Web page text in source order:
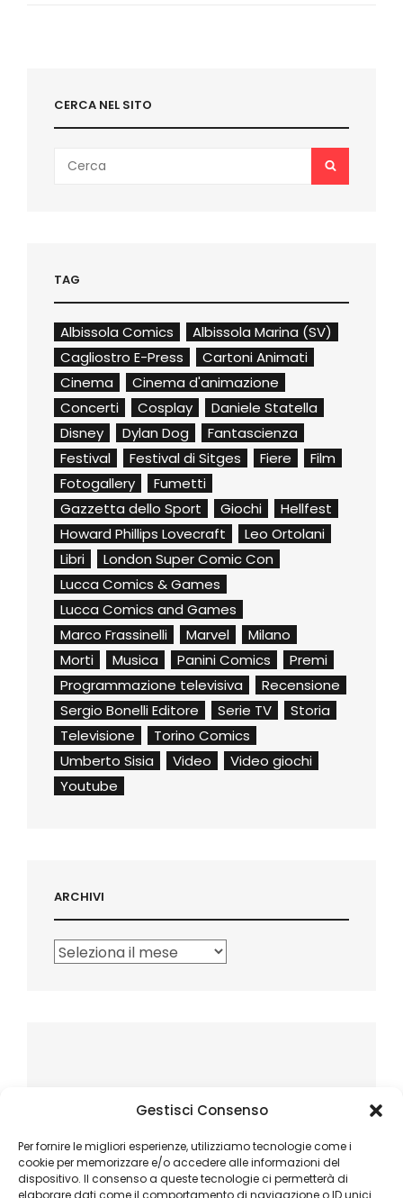
Gestisci Consenso
Per fornire le migliori esperienze, utilizziamo tecnologie come i
cookie per memorizzare e/o accedere alle informazioni del
dispositivo. Il consenso a queste tecnologie ci permetterà di
elaborare dati come il comportamento di navigazione o ID unici
CERCA NEL SITO
for:
SEARCH
TAG
Albissola Comics
Albissola Marina (SV)
Cagliostro E-Press
Cartoni Animati
Cinema
Cinema d'animazione
Concerti
Cosplay
Daniele Statella
Disney
Dylan Dog
Fantascienza
Festival
Festival di Sitges Fiere
Film
Fotogallery
Fumetti
Gazzetta dello Sport
Giochi
Hellfest
Howard Phillips Lovecraft
Leo Ortolani
Libri
London Super Comic Con
Lucca Comics & Games
Lucca Comics and Games
Marco Frassinelli
Marvel
Milano
Morti
Musica Panini Comics
Premi
Programmazione televisiva
Recensione
Sergio Bonelli Editore
Serie TV
Storia
Televisione
Torino Comics
Umberto Sisia
Video
Video giochi
Youtube
ARCHIVI
Archivi